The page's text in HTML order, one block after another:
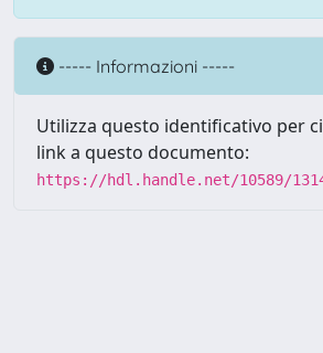
----- Informazioni -----
Utilizza questo identificativo per
link a questo documento:
https://hdl.handle.net/10589/